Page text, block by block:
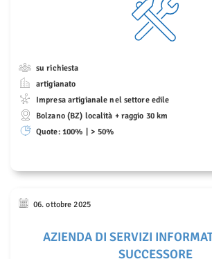
su richiesta
artigianato
Impresa artigianale nel settore edile
Bolzano (BZ) località + raggio 30 km
Quote:100% > 50%
06. ottobre 2025
AZIENDA DI SERVIZI
SUCCESSORE